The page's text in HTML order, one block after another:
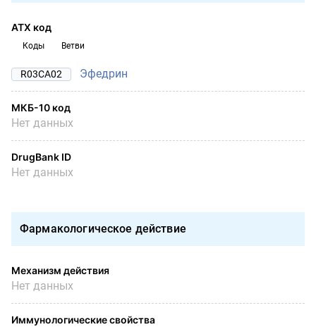
АТХ код
Коды Ветви
R03CA02 Эфедрин
МКБ-10 код
Нет данных
DrugBank ID
Нет данных
Фармакологическое действие
Механизм действия
Нет данных
Иммунологические свойства